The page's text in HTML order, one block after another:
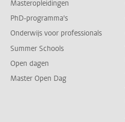
Masteropleidingen
PhD-programma's
Onderwijs voor professionals
Summer Schools
Open dagen
Master Open Dag